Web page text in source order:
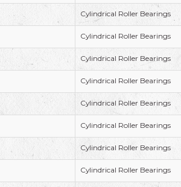
Cylindrical Roller Bearings
Cylindrical Roller Bearings
Cylindrical Roller Bearings
Cylindrical Roller Bearings
Cylindrical Roller Bearings
Cylindrical Roller Bearings
Cylindrical Roller Bearings
Cylindrical Roller Bearings